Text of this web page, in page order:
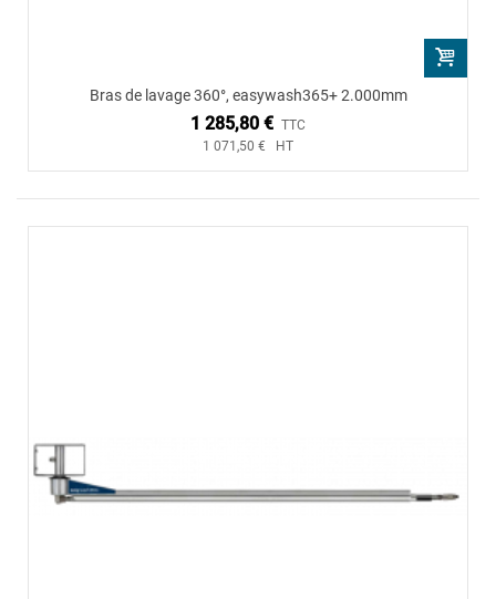
Bras de lavage 360°, easywash365+ 2.000mm
1 285,80 € TTC
1 071,50 € HT